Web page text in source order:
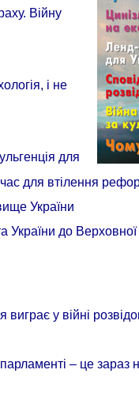
Війну
і не
для
для втілення
України
до Верховної
у війні
– це